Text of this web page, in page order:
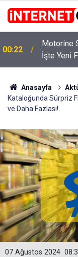
Motorine
İşte Yeni
15:58
Neşet
Verdi?
Edildi
Anasayfa
Kataloğunda Sürpriz
ve Daha Fazlası!
07 Ağustos 2024